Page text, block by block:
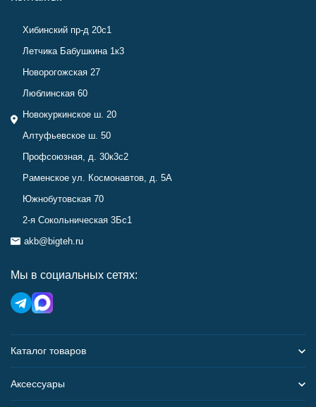
Хибинский пр-д 20с1
Летчика Бабушкина 1к3
Новорогожская 27
Люблинская 60
Новокуркинское ш. 20
Алтуфьевское ш. 50
Профсоюзная, д. 30к3с2
Раменское ул. Космонавтов, д. 5А
Южнобутовская 70
2-я Сокольническая 3Бс1
akb@bigteh.ru
Мы в социальных сетях:
Каталог товаров
Аксессуары